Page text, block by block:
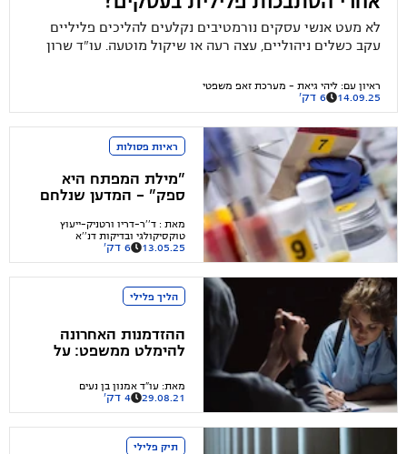
לא מעט אנשי עסקים נורמטיבים נקלעים להליכים פליליים
עקב כשלים ניהוליים, עצה רעה או שיקול מוטעה. עו"ד שרון
עתיד חדש
ראיון עם: ליהי גיאת - מערכת זאפ משפטי
14.09.25 6 דק'
ראיות פסולות
"מילת המפתח היא
ספק" - המדען שנלחם
והפרקליטות
מאת : ד''ר-דריו ורטניק-ייעוץ
טוקסיקולגי ובדיקות דנ''א
13.05.25 6 דק'
הליך פלילי
ההזדמנות האחרונה
להימלט ממשפט: על
מאת: עו"ד אמנון בן נעים
29.08.21 4 דק'
תיק פלילי